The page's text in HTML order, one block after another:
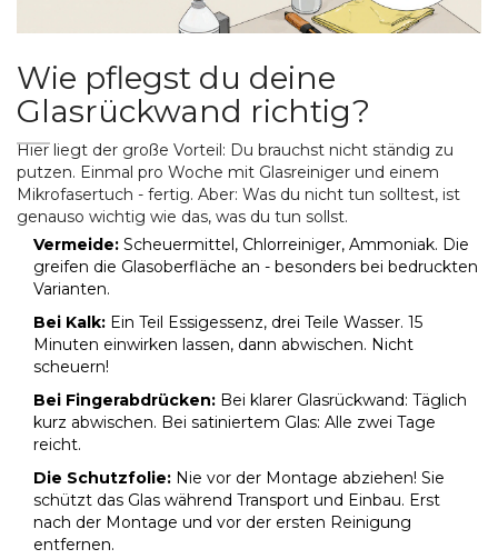
Wie pflegst du deine
Glasrückwand richtig?
Hier liegt der große Vorteil: Du brauchst nicht ständig zu
putzen. Einmal pro Woche mit Glasreiniger und einem
Mikrofasertuch - fertig. Aber: Was du nicht tun solltest, ist
genauso wichtig wie das, was du tun sollst.
Vermeide: Scheuermittel, Chlorreiniger, Ammoniak. Die
greifen die Glasoberfläche an - besonders bei bedruckten
Varianten.
Bei Kalk: Ein Teil Essigessenz, drei Teile Wasser. 15
Minuten einwirken lassen, dann abwischen. Nicht
scheuern!
Bei Fingerabdrücken: Bei klarer Glasrückwand: Täglich
kurz abwischen. Bei satiniertem Glas: Alle zwei Tage
reicht.
Die Schutzfolie: Nie vor der Montage abziehen! Sie
schützt das Glas während Transport und Einbau. Erst
nach der Montage und vor der ersten Reinigung
entfernen.